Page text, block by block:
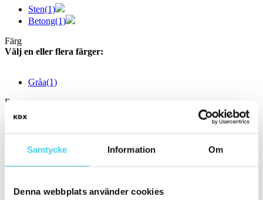
Samtycke Information Om
Denna webbplats använder cookies
Sten(1)
Betong(1)
Färg
Välj en eller flera färger:
Gråa(1)
Form
Välj en eller flera former:
Kvadratisk
Storlek